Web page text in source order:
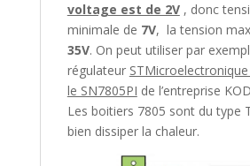
voltage est de 2V, donc
minimale de 7V, la tension
35V. On peut utiliser par
régulateur
le SN7805PI de l’entreprise
Les boitiers 7805 sont du type
bien dissiper la chaleur.